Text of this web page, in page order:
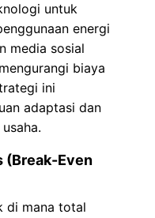
untuk
energi
media sosial
biaya
ini
adaptasi dan
(Break-Even
di mana total